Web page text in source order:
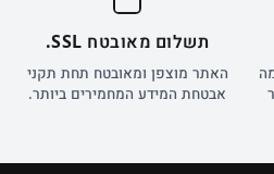
תשלום מאובטח SSL.
האתר מוצפן ומאובטח תחת תקני
אבטחת המידע המחמירים ביותר.